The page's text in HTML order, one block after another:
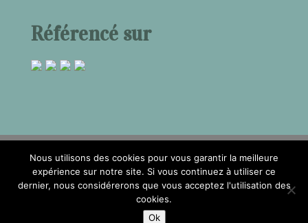
Référencé sur
2017©Temps de Rêve -Mentions
- Réalisation
Nous utilisons des cookies pour vous garantir la meilleure
expérience sur notre site. Si vous continuez à utiliser ce
dernier, nous considérerons que vous acceptez l'utilisation des
cookies.
Ok